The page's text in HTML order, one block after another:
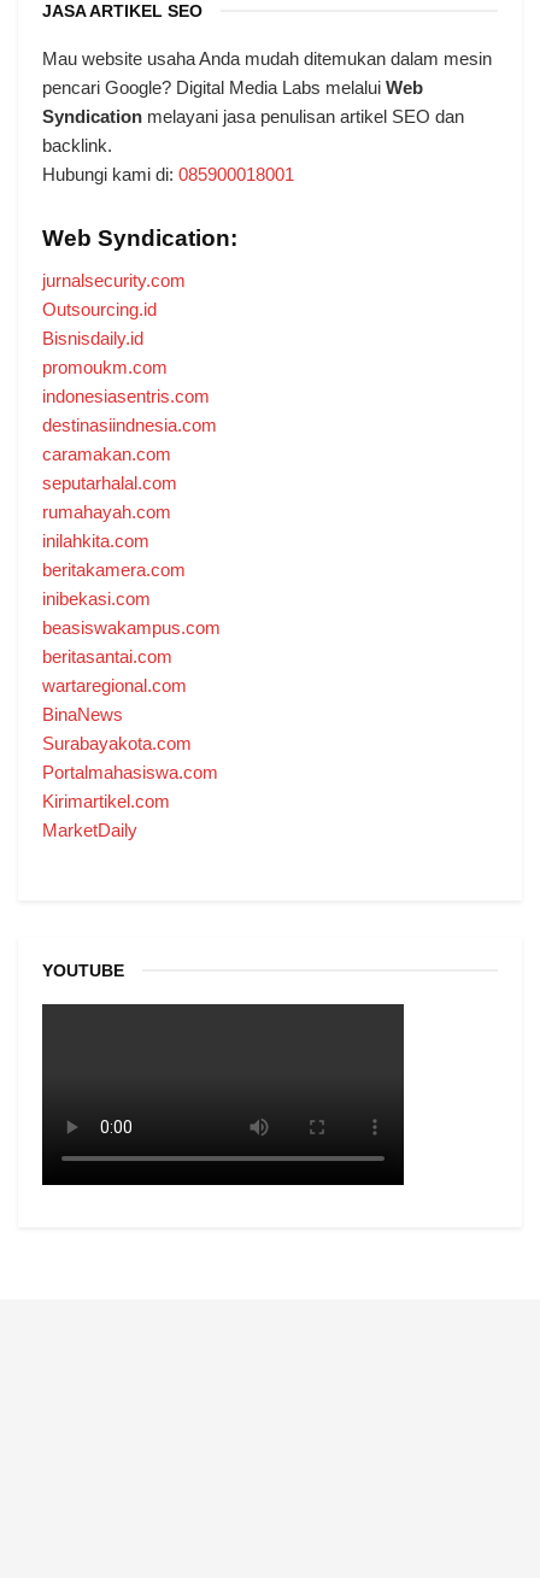
JASA ARTIKEL SEO
Mau website usaha Anda mudah ditemukan dalam mesin
pencari Google? Digital Media Labs melalui Web
Syndication melayani jasa penulisan artikel SEO dan
backlink.
Hubungi kami di: 085900018001
Web Syndication:
jurnalsecurity.com
Outsourcing.id
Bisnisdaily.id
promoukm.com
indonesiasentris.com
destinasiindnesia.com
caramakan.com
seputarhalal.com
rumahayah.com
inilahkita.com
beritakamera.com
inibekasi.com
beasiswakampus.com
beritasantai.com
wartaregional.com
BinaNews
Surabayakota.com
Portalmahasiswa.com
Kirimartikel.com
MarketDaily
YOUTUBE